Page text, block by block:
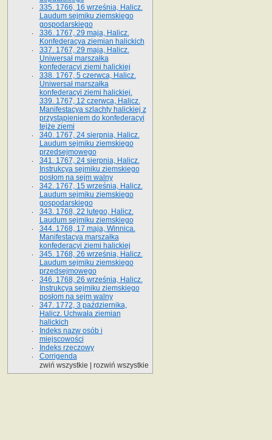
335. 1766, 16 września, Halicz.
Laudum sejmiku ziemskiego
gospodarskiego
336. 1767, 29 maja, Halicz.
Konfederacya ziemian halickich
337. 1767, 29 maja, Halicz.
Uniwersał marszałka
konfederacyi ziemi halickiej
338. 1767, 5 czerwca, Halicz.
Uniwersał marszałka
konfederacyi ziemi halickiej.
339. 1767, 12 czerwca, Halicz.
Manifestacya szlachty halickiej z
przystąpieniem do konfederacyi
tejże ziemi
340. 1767, 24 sierpnia, Halicz.
Laudum sejmiku ziemskiego
przedsejmowego
341. 1767, 24 sierpnia, Halicz.
Instrukcya sejmiku ziemskiego
posłom na sejm walny
342. 1767, 15 września, Halicz.
Laudum sejmiku ziemskiego
gospodarskiego
343. 1768, 22 lutego, Halicz.
Laudum sejmiku ziemskiego
344. 1768, 17 maja, Winnica.
Manifestacya marszałka
konfederacyi ziemi halickiej
345. 1768, 26 września, Halicz.
Laudum sejmiku ziemskiego
przedsejmowego
346. 1768, 26 września, Halicz.
Instrukcya sejmiku ziemskiego
posłom na sejm walny
347. 1772, 3 października,
Halicz. Uchwała ziemian
halickich
Indeks nazw osób i
miejscowości
Indeks rzeczowy
Corrigenda
zwiń wszystkie
rozwiń wszystkie